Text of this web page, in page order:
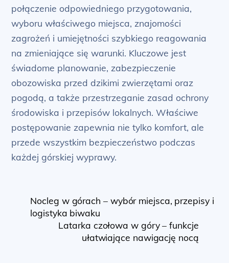
połączenie odpowiedniego przygotowania,
wyboru właściwego miejsca, znajomości
zagrożeń i umiejętności szybkiego reagowania
na zmieniające się warunki. Kluczowe jest
świadome planowanie, zabezpieczenie
obozowiska przed dzikimi zwierzętami oraz
pogodą, a także przestrzeganie zasad ochrony
środowiska i przepisów lokalnych. Właściwe
postępowanie zapewnia nie tylko komfort, ale
przede wszystkim bezpieczeństwo podczas
każdej górskiej wyprawy.
Nocleg w górach – wybór miejsca, przepisy i
logistyka biwaku
Latarka czołowa w góry – funkcje
ułatwiające nawigację nocą